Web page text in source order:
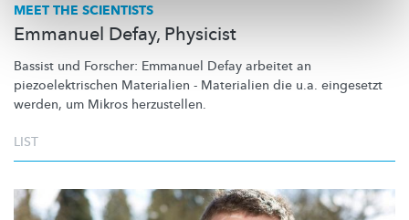
MEET THE SCIENTISTS
Emmanuel Defay, Physicist
Bassist und Forscher: Emmanuel Defay arbeitet an
piezoelektrischen Materialien - Materialien die u.a. eingesetzt
werden, um Mikros herzustellen.
LIST